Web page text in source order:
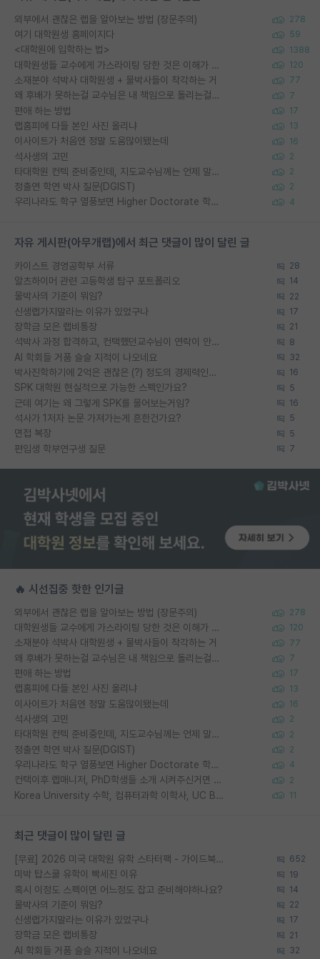
외부에서 괜찮은 랩을 알아보는 방법 (장문주의) 278
여기 대학원생 홈페이지다 59
<대학원에 입학하는 법> 1388
대학원생들 교수에게 가스라이팅 당한 것은 이해가 갑니다. 안타깝네요. 120
소재분야 석박사 대학원생 + 물박사들이 착각하는 거 77
왜 후배가 못하는걸 교수님은 내 책임으로 돌리는걸까요? 7
편애 하는 방법 17
랩홈피에 다들 본인 사진 올리냐 13
이사이트가 처음엔 정말 도움많이됐는데 16
석사생의 고민 2
타대학원 컨텍 준비중인데, 지도교수님께는 언제 말씀드려야 할까요? 2
정출연 학연 박사 질문(DGIST) 2
우리나라도 학구 열풍보면 Higher Doctorate 학위가 필요하다고 봅니다. 4
자유 게시판(아무개랩)에서 최근 댓글이 많이 달린 글
카이스트 경영공학부 서류 28
알츠하이머 관련 고등학생 탐구 포트폴리오 14
물박사의 기준이 뭐임? 22
신생랩가지말라는 이유가 있었구나 17
장학금 모은 랩비통장 21
석박사 과정 합격하고, 컨택했던교수님이 연락이 안됩니다... 8
AI 학회들 거품 슬슬 지적이 나오네요 32
박사진학하기에 2억은 괜찮은 (?) 정도의 경제력인가요 16
SPK 대학원 현실적으로 가능한 스펙인가요? 5
근데 여기는 왜 그렇게 SPK를 물어보는거임? 16
석사가 1저자 논문 가져가는게 흔한건가요? 5
면접 복장 5
편입생 학부연구생 질문 7
🔥 시선집중 핫한 인기글
외부에서 괜찮은 랩을 알아보는 방법 (장문주의) 278
대학원생들 교수에게 가스라이팅 당한 것은 이해가 갑니다. 안타깝네요. 120
소재분야 석박사 대학원생 + 물박사들이 착각하는 거 77
왜 후배가 못하는걸 교수님은 내 책임으로 돌리는걸까요? 7
편애 하는 방법 17
랩홈피에 다들 본인 사진 올리냐 13
이사이트가 처음엔 정말 도움많이됐는데 16
석사생의 고민 2
타대학원 컨텍 준비중인데, 지도교수님께는 언제 말씀드려야 할까요? 2
정출연 학연 박사 질문(DGIST) 2
우리나라도 학구 열풍보면 Higher Doctorate 학위가 필요하다고 봅니다. 4
컨택이후 랩매니저, PhD학생들 소개 시켜주신거면 거의 컨펌에 가깝나요? 2
Korea University 수학, 컴퓨터과학 이학사, UC Berkeley 산업공학 대학원 공학박사가 되는 것은 쉽지 않겠죠? 11
최근 댓글이 많이 달린 글
[무료] 2026 미국 대학원 유학 스타터팩 - 가이드북 & 합격자 컨택메일 템플릿 652
미박 탑스쿨 유학이 빡세진 이유 19
혹시 이정도 스펙이면 어느정도 잡고 준비해야하나요? 14
물박사의 기준이 뭐임? 22
신생랩가지말라는 이유가 있었구나 17
장학금 모은 랩비통장 21
AI 학회들 거품 슬슬 지적이 나오네요 32